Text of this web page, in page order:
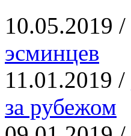
10.05.2019 /
эсминцев
11.01.2019 /
за рубежом